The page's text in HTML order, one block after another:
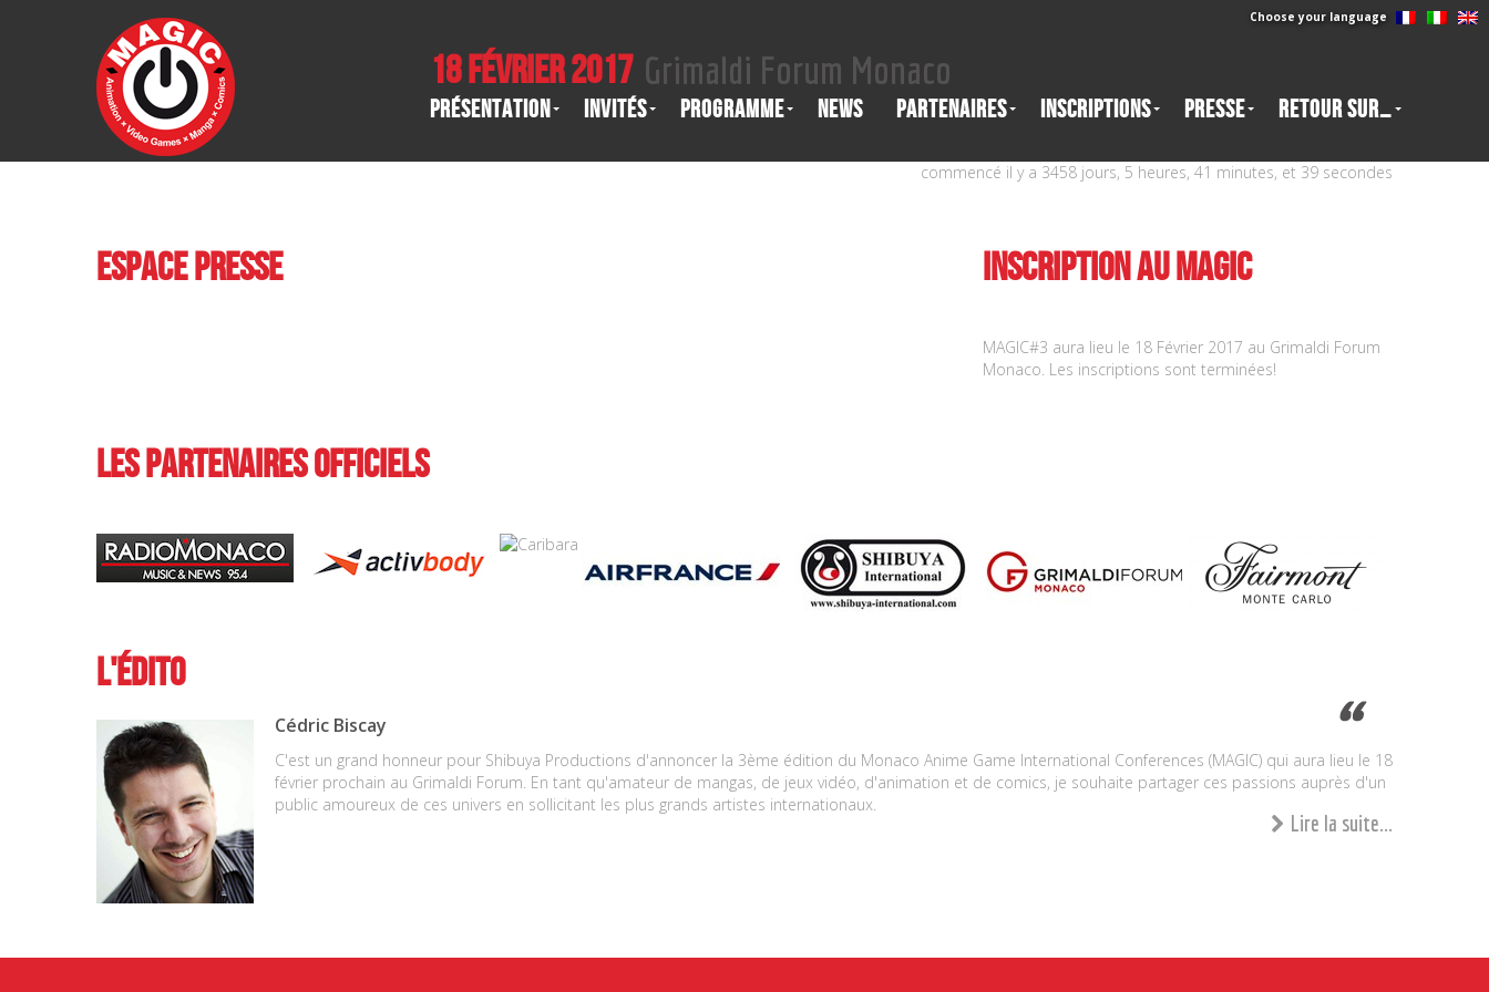
Choose your language
18 Février 2017 Grimaldi Forum Monaco
Présentation Invités Programme News Partenaires Inscriptions Presse Retour sur…
commencé il y a 3458 jours, 5 heures, 41 minutes, et 40 secondes
Espace Presse Inscription au MAGIC
MAGIC#3 aura lieu le 18 Février 2017 au Grimaldi Forum
Monaco. Les inscriptions sont terminées!
Les partenaires officiels
L'Édito
Cédric Biscay
C'est un grand honneur pour Shibuya Productions d'annoncer la 3ème édition du Monaco Anime Game International Conferences (MAGIC) qui aura lieu le 18
février prochain au Grimaldi Forum. En tant qu'amateur de mangas, de jeux vidéo, d'animation et de comics, je souhaite partager ces passions auprès d'un
public amoureux de ces univers en sollicitant les plus grands artistes internationaux.
Lire la suite...